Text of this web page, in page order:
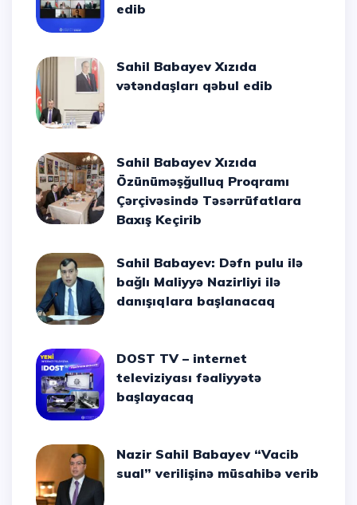
edib
Sahil Babayev Xızıda
vətəndaşları qəbul edib
Sahil Babayev Xızıda
Özünüməşğulluq Proqramı
Çərçivəsində Təsərrüfatlara
Baxış Keçirib
Sahil Babayev: Dəfn pulu ilə
bağlı Maliyyə Nazirliyi ilə
danışıqlara başlanacaq
DOST TV – internet
televiziyası fəaliyyətə
başlayacaq
Nazir Sahil Babayev “Vacib
sual” verilişinə müsahibə verib